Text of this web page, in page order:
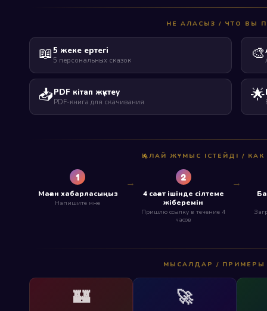
НЕ АЛАСЫЗ / ЧТО ВЫ
📖5 жеке ертегі
5 персональных сказок 🎨
📥PDF кітап жүктеу
PDF-книга для скачивания 🌟
ҚАЛАЙ ЖҰМЫС ІСТЕЙДІ /
1
Маған хабарласыңыз
Напишите мне
→ 2
4 сағат ішінде сілтеме
жіберемін
Пришлю ссылку в течение 4
часов
→
МЫСАЛДАР / ПРИМЕРЫ
🏰 🚀